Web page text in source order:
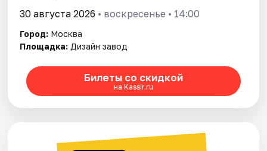
30 августа 2026 • воскресенье • 14:00
Город: Москва
Площадка: Дизайн завод
Билеты со скидкой
на Kassir.ru